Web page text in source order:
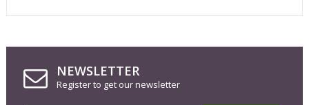
NEWSLETTER
Register to get our newsletter